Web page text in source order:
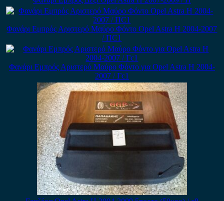
Φανάρι Εμπρός Αριστερό Μαύρο Φόντο Opel Astra H 2004-2007
/ ΠC1
Φανάρι Εμπρός Αριστερό Μαύρο Φόντο για Opel Astra H 2004-
2007 / Γc1